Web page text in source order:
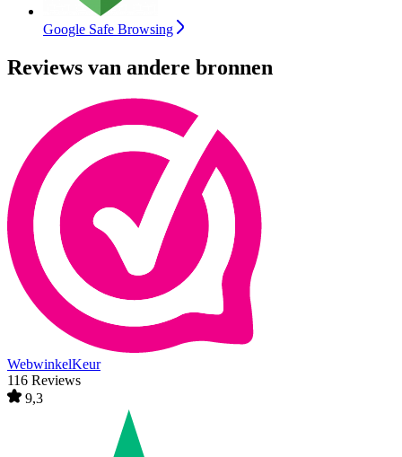
Google Safe Browsing
Reviews van andere bronnen
WebwinkelKeur
116 Reviews
9,3